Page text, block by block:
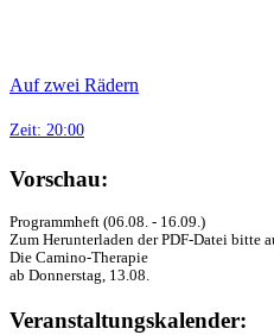
Auf zwei Rädern
Zeit: 20:00
Vorschau:
Programmheft (06.08. - 16.09.)
Zum Herunterladen der PDF-Datei bitte
Die Camino-Therapie
ab Donnerstag, 13.08.
Veranstaltungskalender: